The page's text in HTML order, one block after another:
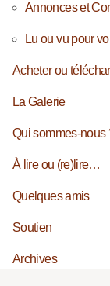
Annonces et
Lu ou vu pour
Acheter ou
La Galerie
Qui sommes-nous
À lire ou (re)lire…
Quelques amis
Soutien
Archives